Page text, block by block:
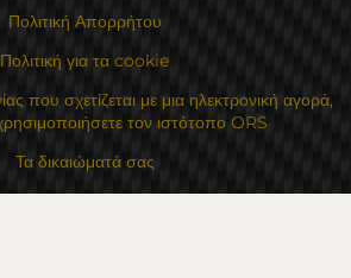
Πολιτική Απορρήτου
Πολιτική για τα cookie
που σχετίζεται με μια ηλεκτρονική αγορά,
τον ιστότοπο ORS
Τα δικαιώματά σας
Για Εμάς